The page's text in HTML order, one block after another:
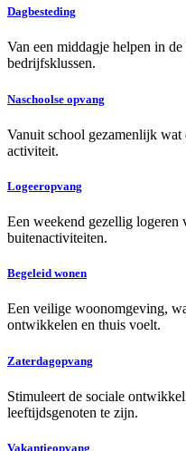
Dagbesteding
Van een middagje helpen in
bedrijfsklussen.
Naschoolse opvang
Vanuit school gezamenlijk
activiteit.
Logeeropvang
Een weekend gezellig logeren
buitenactiviteiten.
Begeleid wonen
Een veilige woonomgeving,
ontwikkelen en thuis voelt.
Zaterdagopvang
Stimuleert de sociale
leeftijdsgenoten te zijn.
Vakantieopvang